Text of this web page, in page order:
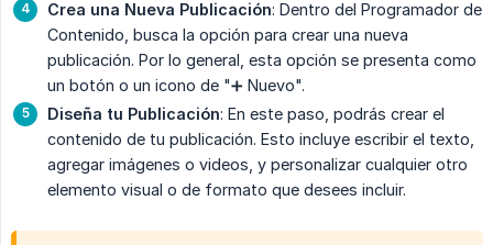
Crea una Nueva Publicación: Dentro del Programador de
Contenido, busca la opción para crear una nueva
publicación. Por lo general, esta opción se presenta como
un botón o un icono de "➕ Nuevo".
Diseña tu Publicación: En este paso, podrás crear el
contenido de tu publicación. Esto incluye escribir el texto,
agregar imágenes o videos, y personalizar cualquier otro
elemento visual o de formato que desees incluir.